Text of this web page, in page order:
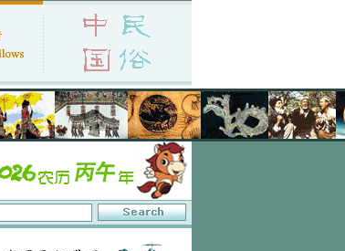
召开 ·中国民俗学会第十一届代表大会暨2026年年会征文启事